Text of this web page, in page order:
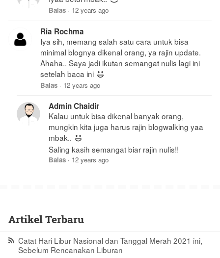
Balas · 12 years ago
Ria Rochma
Iya sih, memang salah satu cara untuk bisa
minimal blognya dikenal orang, ya rajin update.
Ahaha.. Saya jadi ikutan semangat nulis lagi ini
setelah baca ini
Balas · 12 years ago
Admin Chaidir
Kalau untuk bisa dikenal banyak orang,
mungkin kita juga harus rajin blogwalking yaa
mbak..
Saling kasih semangat biar rajin nulis!!
Balas · 12 years ago
Artikel Terbaru
Catat Hari Libur Nasional dan Tanggal Merah 2021 ini,
Sebelum Rencanakan Liburan